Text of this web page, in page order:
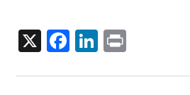
X Facebook
LinkedIn